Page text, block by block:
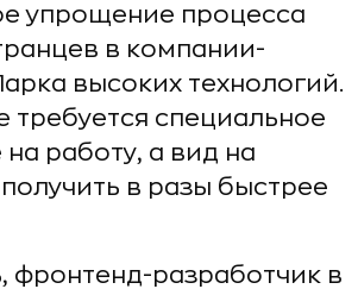
упрощение процесса
в компании-
высоких технологий.
требуется специальное
работу, а вид на
в разы быстрее
фронтенд-разработчик в